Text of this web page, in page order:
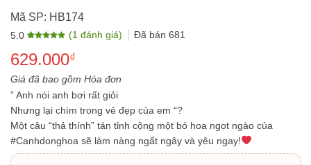
Mã SP: HB174
5.0
dựa trên
đánh giá
(1 đánh giá) Đã bán 681
629.000₫
Giá đã bao gồm Hóa đơn
” Anh nói anh bơi rất giỏi
Nhưng lại chìm trong vẻ đẹp của em “?
Một câu “thả thính” tán tỉnh cộng một bó hoa ngọt ngào của
#Canhdonghoa sẽ làm nàng ngất ngây và yêu ngay!